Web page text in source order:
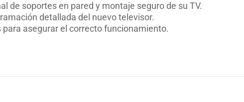
de soportes en pared y montaje seguro de su TV.
detallada del nuevo televisor.
asegurar el correcto funcionamiento.